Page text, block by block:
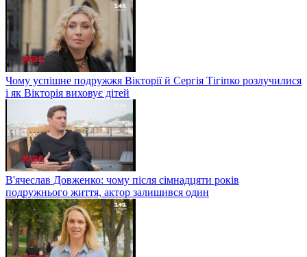
Чому успішне подружжя Вікторії й Сергія Тігіпко розлучилися
і як Вікторія виховує дітей
В'ячеслав Довженко: чому після сімнадцяти років
подружнього життя, актор залишився один